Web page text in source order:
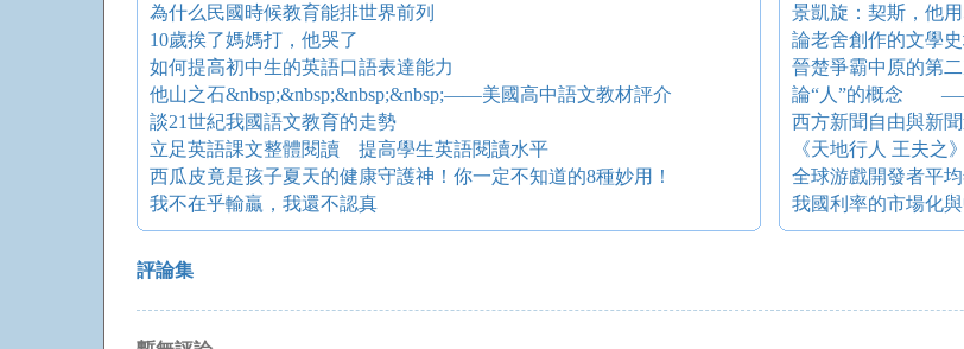
為什么民國時候教育能排世界前列
10歲挨了媽媽打，他哭了
如何提高初中生的英語口語表達能力
他山之石&nbsp;&nbsp;&nbsp;&nbsp;——美國高中語文教材評介
談21世紀我國語文教育的走勢
立足英語課文整體閱讀 提高學生英語閱讀水平
西瓜皮竟是孩子夏天的健康守護神！你一定不知道的8種妙用！
我不在乎輸贏，我還不認真
景凱旋：契斯，他
論老舍創作的文學
晉楚爭霸中原的第
論“人”的概念 ——
西方新聞自由與新
《天地行人 王夫之
全球游戲開發者平
我國利率的市場化
評論集